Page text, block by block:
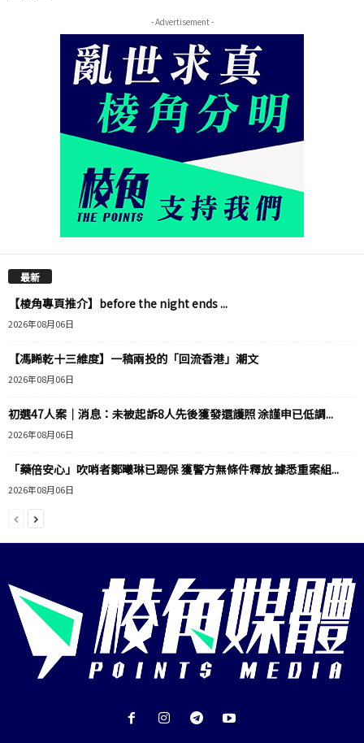
- Advertisement -
最新
【棱角專頁推介】before the night ends ...
2026年08月06日
【馮睎乾十三維度】一稿兩投的「回流香港」潮文
2026年08月06日
初選47人案｜消息：未被起訴8人先後獲發還護照 涂謹申已低調...
2026年08月06日
「藥倍安心」吹哨者鄭曦琳已踢保 獲警方無條件釋放 據悉重案組...
2026年08月06日